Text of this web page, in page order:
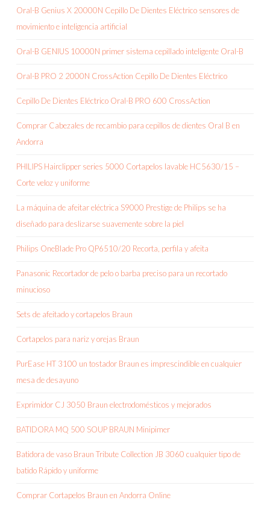
Oral-B Genius X 20000N Cepillo De Dientes Eléctrico sensores de
movimiento e inteligencia artificial
Oral-B GENIUS 10000N primer sistema cepillado inteligente Oral-B
Oral-B PRO 2 2000N CrossAction Cepillo De Dientes Eléctrico
Cepillo De Dientes Eléctrico Oral-B PRO 600 CrossAction
Comprar Cabezales de recambio para cepillos de dientes Oral B en
Andorra
PHILIPS Hairclipper series 5000 Cortapelos lavable HC5630/15 –
Corte veloz y uniforme
La máquina de afeitar eléctrica S9000 Prestige de Philips se ha
diseñado para deslizarse suavemente sobre la piel
Philips OneBlade Pro QP6510/20 Recorta, perfila y afeita
Panasonic Recortador de pelo o barba preciso para un recortado
minucioso
Sets de afeitado y cortapelos Braun
Cortapelos para nariz y orejas Braun
PurEase HT 3100 un tostador Braun es imprescindible en cualquier
mesa de desayuno
Exprimidor CJ 3050 Braun electrodomésticos y mejorados
BATIDORA MQ 500 SOUP BRAUN Minipimer
Batidora de vaso Braun Tribute Collection JB 3060 cualquier tipo de
batido Rápido y uniforme
Comprar Cortapelos Braun en Andorra Online